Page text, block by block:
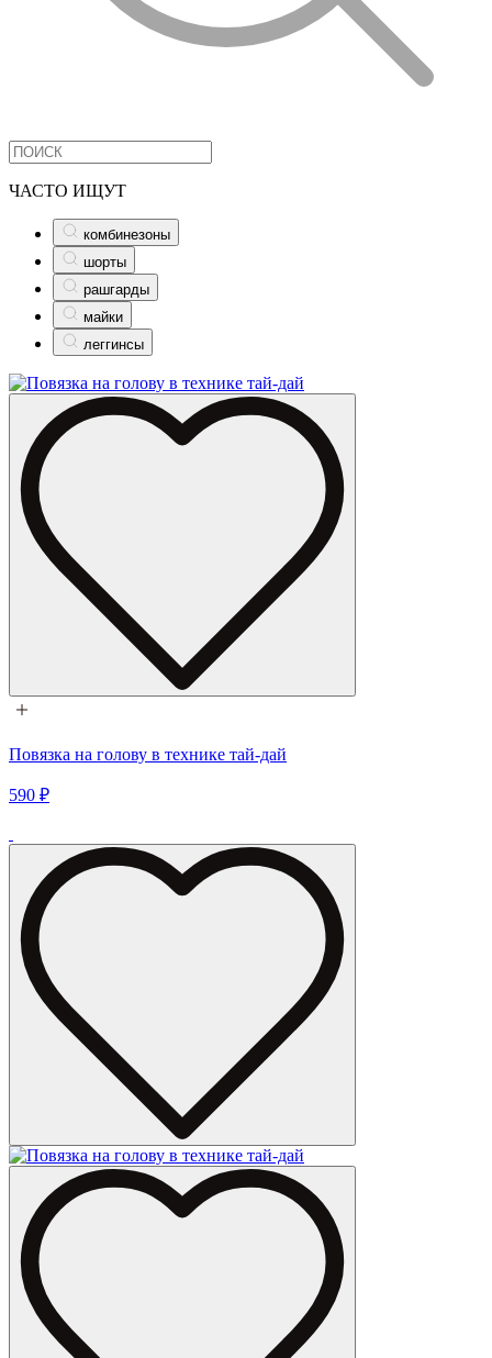
ЧАСТО ИЩУТ
комбинезоны
шорты
рашгарды
майки
леггинсы
Повязка на голову в технике тай-дай
590 ₽